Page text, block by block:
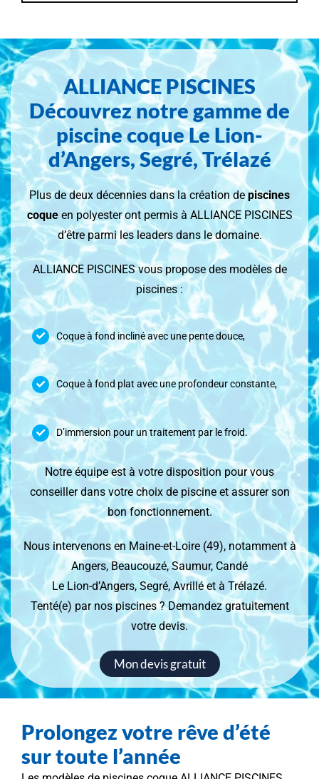
ALLIANCE PISCINES
Découvrez notre gamme de
piscine coque Le Lion-
d’Angers, Segré, Trélazé
Plus de deux décennies dans la création de piscines
coqueen polyester ont permis à ALLIANCE PISCINES
d’être parmi les leaders dans le domaine.
ALLIANCE PISCINES vous propose des modèles de
piscines :
Coque à fond incliné avec une pente douce,
Coque à fond plat avec une profondeur constante,
D’immersion pour un traitement par le froid.
Notre équipe est à votre disposition pour vous
conseiller dans votre choix de piscine et assurer son
bon fonctionnement.
Nous intervenons en Maine-et-Loire (49), notamment à
Angers, Beaucouzé, Saumur, Candé
Le Lion-d’Angers, Segré, Avrillé et à Trélazé.
Tenté(e) par nos piscines ? Demandez gratuitement
votre devis.
Mon devis gratuit
Prolongez votre rêve d’été
sur toute l’année